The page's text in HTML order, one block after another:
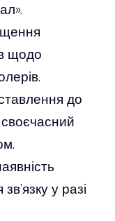
щодо
до
у разі